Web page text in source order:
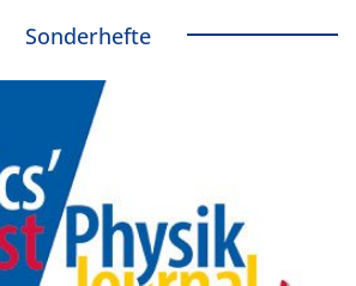
Sonderhefte